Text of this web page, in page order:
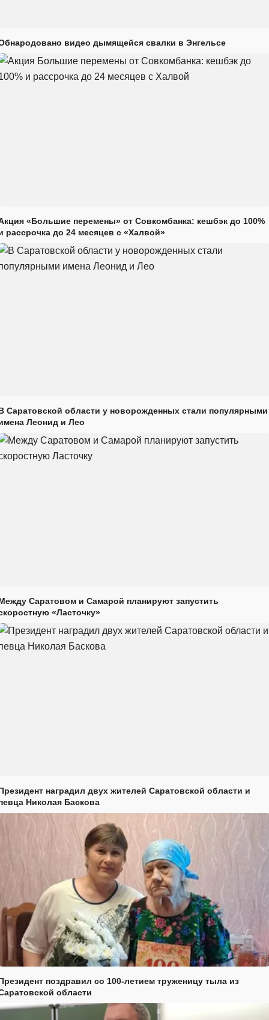
видео дымящейся свалки в Энгельсе
«Большие перемены» от Совкомбанка: кешбэк до 100%
рассрочка до 24 месяцев с «Халвой»
Саратовской области у новорожденных стали популярными
Леонид и Лео
Саратовом и Самарой планируют запустить
«Ласточку»
наградил двух жителей Саратовской области и
Николая Баскова
поздравил со 100-летием труженицу тыла из
области